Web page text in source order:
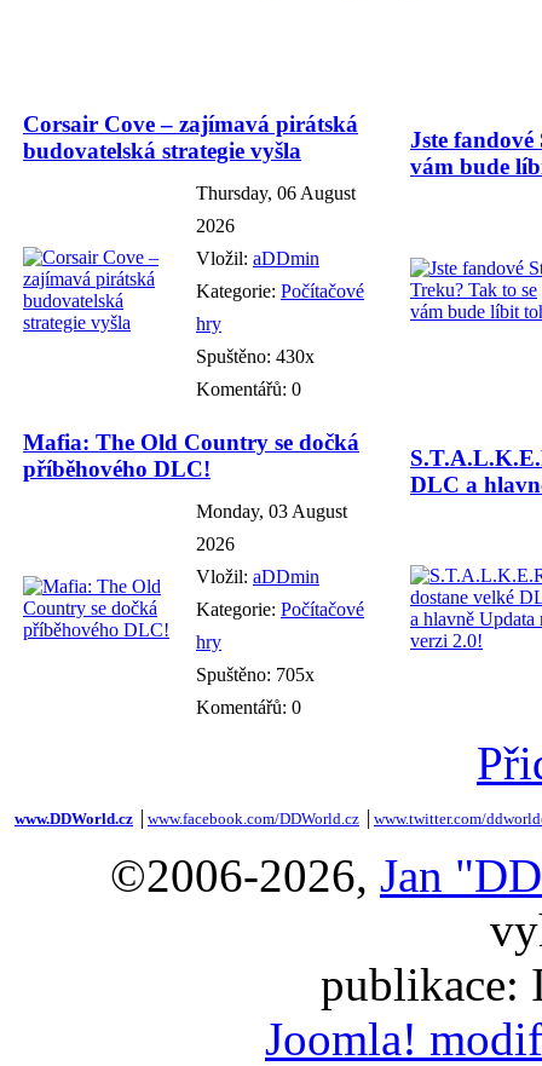
Corsair Cove – zajímavá pirátská
budovatelská strategie vyšla
Thursday, 06 August
2026
Vložil: aDDmin
Kategorie: Počítačové
hry
Spuštěno: 430x
Komentářů: 0
Jste
vám bude
Mafia: The Old Country se dočká
příběhového DLC!
Monday, 03 August
2026
Vložil: aDDmin
Kategorie: Počítačové
hry
Spuštěno: 705x
Komentářů: 0
DLC a
www.DDWorld.cz www.facebook.com/DDWorld.cz www.twitter.com/
©2006-2026, Jan
publikace:
Joomla!